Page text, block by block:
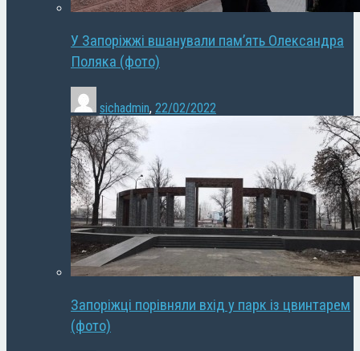
У Запоріжжі вшанували пам’ять Олександра
Поляка (фото)
sichadmin, 22/02/2022
Запоріжці порівняли вхід у парк із цвинтарем
(фото)